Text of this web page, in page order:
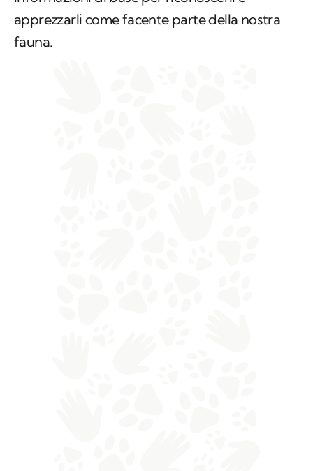
apprezzarli come facente parte della nostra
fauna.